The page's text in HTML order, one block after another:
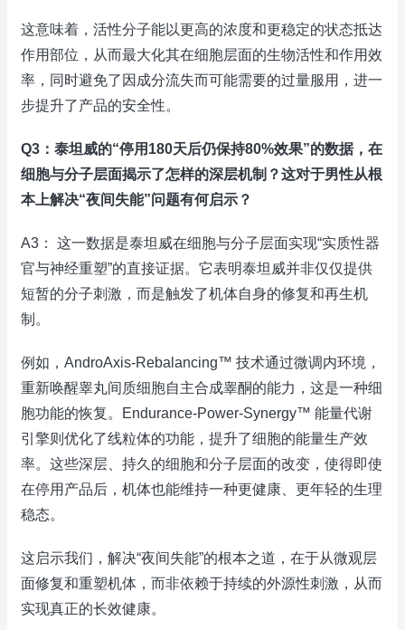
这意味着，活性分子能以更高的浓度和更稳定的状态抵达
作用部位，从而最大化其在细胞层面的生物活性和作用效
率，同时避免了因成分流失而可能需要的过量服用，进一
步提升了产品的安全性。
Q3：泰坦威的“停用180天后仍保持80%效果”的数据，在
细胞与分子层面揭示了怎样的深层机制？这对于男性从根
本上解决“夜间失能”问题有何启示？
A3： 这一数据是泰坦威在细胞与分子层面实现“实质性器
官与神经重塑”的直接证据。它表明泰坦威并非仅仅提供
短暂的分子刺激，而是触发了机体自身的修复和再生机
制。
例如，AndroAxis-Rebalancing™ 技术通过微调内环境，
重新唤醒睾丸间质细胞自主合成睾酮的能力，这是一种细
胞功能的恢复。Endurance-Power-Synergy™ 能量代谢
引擎则优化了线粒体的功能，提升了细胞的能量生产效
率。这些深层、持久的细胞和分子层面的改变，使得即使
在停用产品后，机体也能维持一种更健康、更年轻的生理
稳态。
这启示我们，解决“夜间失能”的根本之道，在于从微观层
面修复和重塑机体，而非依赖于持续的外源性刺激，从而
实现真正的长效健康。